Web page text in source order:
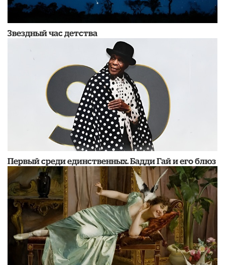
Звездный час детства
Первый среди единственных. Бадди Гай и его блюз